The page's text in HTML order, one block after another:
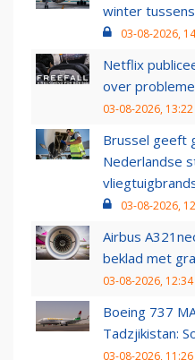
winter
03-08-2026,
Netflix
over
03-08-2026, 13:22
Brussel geeft
Nederlandse
03-08-2026,
Airbus
beklad met
03-08-2026, 12:34
Boeing 737
Tadzjikistan:
03-08-2026, 11:26